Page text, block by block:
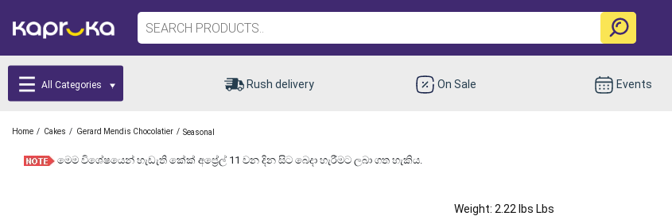
All Categories Rush delivery On Sale Events
Home / Cakes / Gerard Mendis Chocolatier / Seasonal
මෙම විශේෂයෙන් හැඩැති කේක් අප්‍රේල් 11 වන දින සිට බෙදා හැරීමට ලබා ගත හැකිය.
Weight: 2.22 lbs Lbs